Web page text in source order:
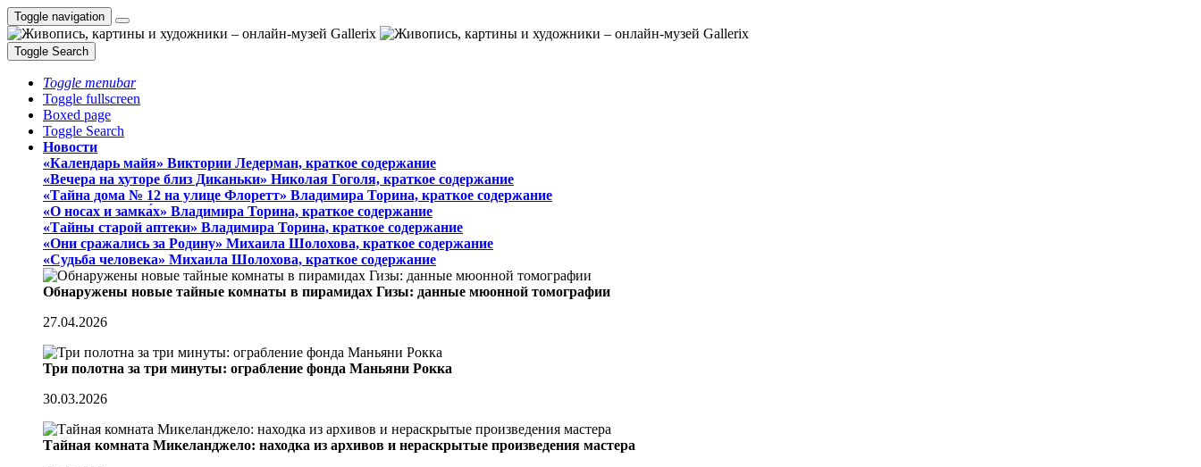
Toggle navigation
Toggle Search
Toggle menubar
Toggle fullscreen
Boxed page
Toggle Search
Новости
«Календарь майя» Виктории Ледерман, краткое содержание
«Вечера на хуторе близ Диканьки» Николая Гоголя, краткое содержание
«Тайна дома № 12 на улице Флоретт» Владимира Торина, краткое содержание
«О носах и замка́х» Владимира Торина, краткое содержание
«Тайны старой аптеки» Владимира Торина, краткое содержание
«Они сражались за Родину» Михаила Шолохова, краткое содержание
«Судьба человека» Михаила Шолохова, краткое содержание
Обнаружены новые тайные комнаты в пирамидах Гизы: данные мюонной томографии
27.04.2026
Три полотна за три минуты: ограбление фонда Маньяни Рокка
30.03.2026
Тайная комната Микеланджело: находка из архивов и нераскрытые произведения мастера